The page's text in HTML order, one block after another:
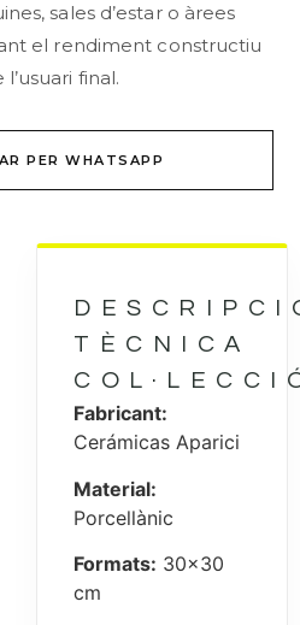
sales d’estar o àrees
el rendiment constructiu
final.
PER WHATSAPP
TÈCNICA
Fabricant:
Cerámicas Aparici
Material:
Porcellànic
Formats: 30×30
cm